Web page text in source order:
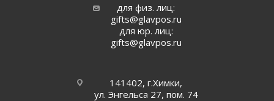
для физ. лиц:
gifts@glavpos.ru
для юр. лиц:
gifts@glavpos.ru
141402, г.Химки,
ул. Энгельса 27, пом. 74